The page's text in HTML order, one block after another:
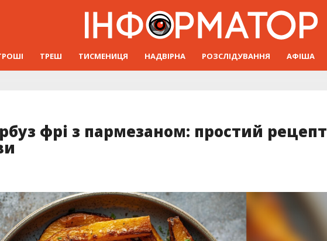
ТРЕШ ТИСМЕНИЦЯ НАДВІРНА РОЗСЛІДУВАННЯ АФІША
фрі з пармезаном: простий рецепт